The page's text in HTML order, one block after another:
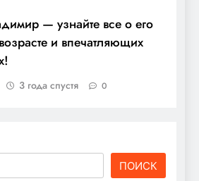
— узнайте все о его
и впечатляющих
3 года спустя 0
ПОИСК